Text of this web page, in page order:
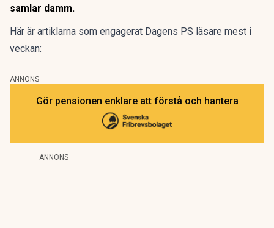
samlar damm.
Här är artiklarna som engagerat Dagens PS läsare mest i
veckan:
ANNONS
Gör pensionen enklare att förstå och hantera
ANNONS